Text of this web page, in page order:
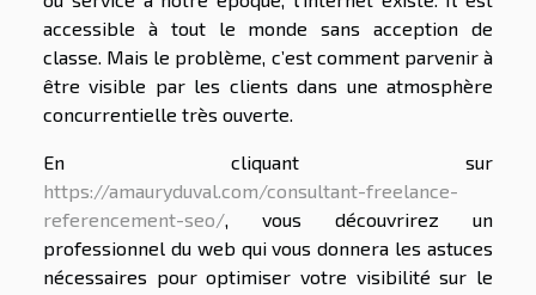
accessible à tout le monde sans acception de
classe. Mais le problème, c’est comment parvenir à
être visible par les clients dans une atmosphère
concurrentielle très ouverte.
En cliquant sur
https://amauryduval.com/consultant-freelance-
referencement-seo/ , vous découvrirez un
professionnel du web qui vous donnera les astuces
nécessaires pour optimiser votre visibilité sur le